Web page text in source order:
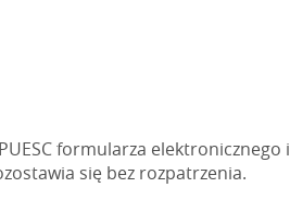
formularza elektronicznego i
się bez rozpatrzenia.